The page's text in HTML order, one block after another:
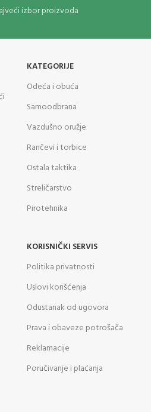
izbor proizvoda
KATEGORIJE
Odeća i obuća
Samoodbrana
Vazdušno oružje
Rančevi i torbice
Ostala taktika
Streličarstvo
Pirotehnika
KORISNIČKI SERVIS
Politika privatnosti
Uslovi korišćenja
Odustanak od ugovora
Prava i obaveze potrošača
Reklamacije
Poručivanje i plaćanja